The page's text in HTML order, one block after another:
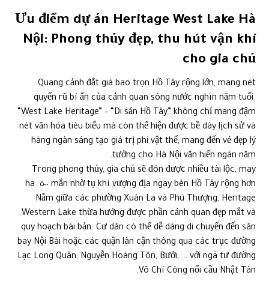
Ưu điểm dự án Heritage West Lake Hà
Nội: Phong thủy đẹp, thu hút vận khí
cho gia chủ
Quang cảnh đắt giá bao trọn Hồ Tây rộng lớn, mang nét
quyến rũ bí ẩn của cảnh quan sông nước nghìn năm tuổi.
“West Lake Heritage” – “Di sản Hồ Tây” không chỉ mang đậm
nét văn hóa tiêu biểu mà còn thể hiện được bề dày lịch sử và
hàng ngàn sáng tạo giá trị phi vật thể, mang đến vẻ đẹp lý
tưởng cho Hà Nội văn hiến ngàn năm.
Trong phong thủy, gia chủ sẽ đón được nhiều tài lộc, may
mắn nhờ tụ khí vượng địa ngay bên Hồ Tây rộng hơn ٥٠٠ ha.
Nằm giữa các phường Xuân La và Phú Thượng, Heritage
Western Lake thừa hưởng được phần cảnh quan đẹp mắt và
quy hoạch bài bản. Cư dân có thể dễ dàng di chuyển đến sân
bay Nội Bài hoặc các quận lân cận thông qua các trục đường
Lạc Long Quân, Nguyễn Hoàng Tôn, Bưởi, … với ngã tư đường
Võ Chí Công nối cầu Nhật Tân.